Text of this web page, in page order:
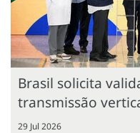
Brasil solicita
transmissão
29 Jul 2026